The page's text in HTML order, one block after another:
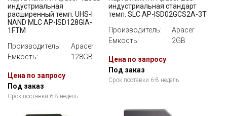
индустриальная
расширенный темп. UHS-I
NAND MLC AP-ISD128GIA-
1FTM
Производитель:
Apacer
Емкость:
128GB
Цена по запросу
Под заказ
Срок поставки 6-8 недель
индустриальная стандарт
темп. SLC AP-ISD02GCS2A-3T
Производитель:
Apacer
Емкость:
2GB
Цена по запросу
Под заказ
Срок поставки 6-8 недель